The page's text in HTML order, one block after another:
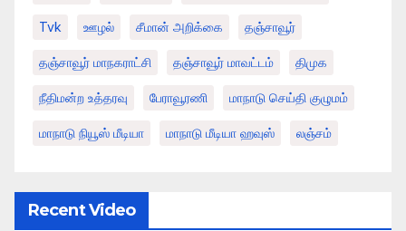
Tvk ஊழல் சீமான் அறிக்கை தஞ்சாவூர்
தஞ்சாவூர் மாநகராட்சி தஞ்சாவூர் மாவட்டம் திமுக
நீதிமன்ற உத்தரவு பேராவூரணி மாநாடு செய்தி குழுமம்
மாநாடு நியூஸ் மீடியா மாநாடு மீடியா ஹவுஸ் லஞ்சம்
Recent Video